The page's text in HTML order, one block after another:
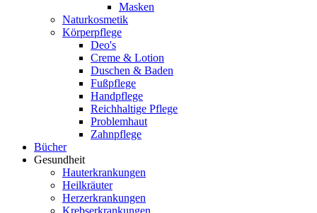
Masken
Naturkosmetik
Körperpflege
Deo's
Creme & Lotion
Duschen & Baden
Fußpflege
Handpflege
Reichhaltige Pflege
Problemhaut
Zahnpflege
Bücher
Gesundheit
Hauterkrankungen
Heilkräuter
Herzerkrankungen
Krebserkrankungen